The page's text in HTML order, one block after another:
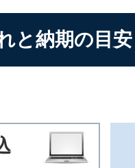
と納期の目安